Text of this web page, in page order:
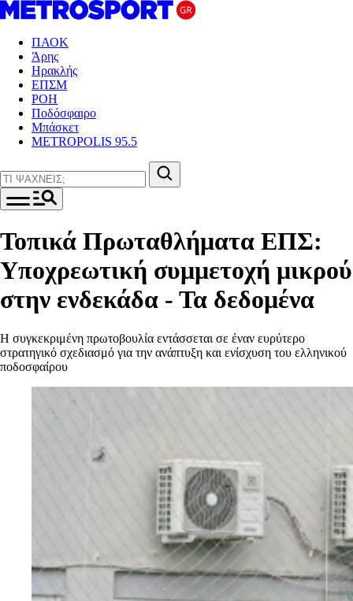
ΠΑΟΚ
Άρης
Ηρακλής
ΕΠΣΜ
ΡΟΗ
Ποδόσφαιρο
Μπάσκετ
METROPOLIS 95.5
Τοπικά Πρωταθλήματα ΕΠΣ:
Υποχρεωτική συμμετοχή μικρού
στην ενδεκάδα - Τα δεδομένα
Η συγκεκριμένη πρωτοβουλία εντάσσεται σε έναν ευρύτερο
στρατηγικό σχεδιασμό για την ανάπτυξη και ενίσχυση του ελληνικού
ποδοσφαίρου